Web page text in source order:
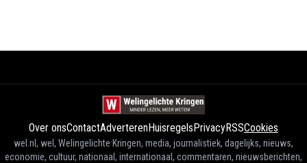
Over onsContactAdverterenHuisregelsPrivacyRSSCookies
wel.nl, wel, Welingelichte Kringen, media, journalistiek, dagelijks, nieuws,
economie, cultuur, nationaal, internationaal, commentaren, nieuwsberichten,